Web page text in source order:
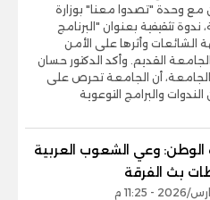
مع وحدة "تصدوا معنا" بوزارة
ندوة تثقيفية بعنوان "البرنامج
الشائعات وأثرها على الأمن
القديم. وأكد الدكتور حسان
أن الجامعة تحرص على
والبرامج التوعوية
الوطن: وعي الشعوب العربية
بث الفرقة